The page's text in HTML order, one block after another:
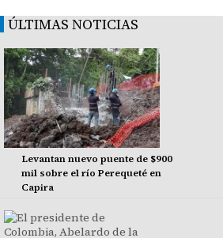
ÚLTIMAS NOTICIAS
Levantan nuevo puente de $900
mil sobre el río Perequeté en
Capira